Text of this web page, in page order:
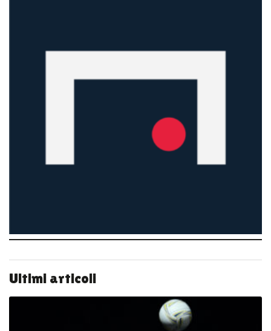
Ultimi articoli